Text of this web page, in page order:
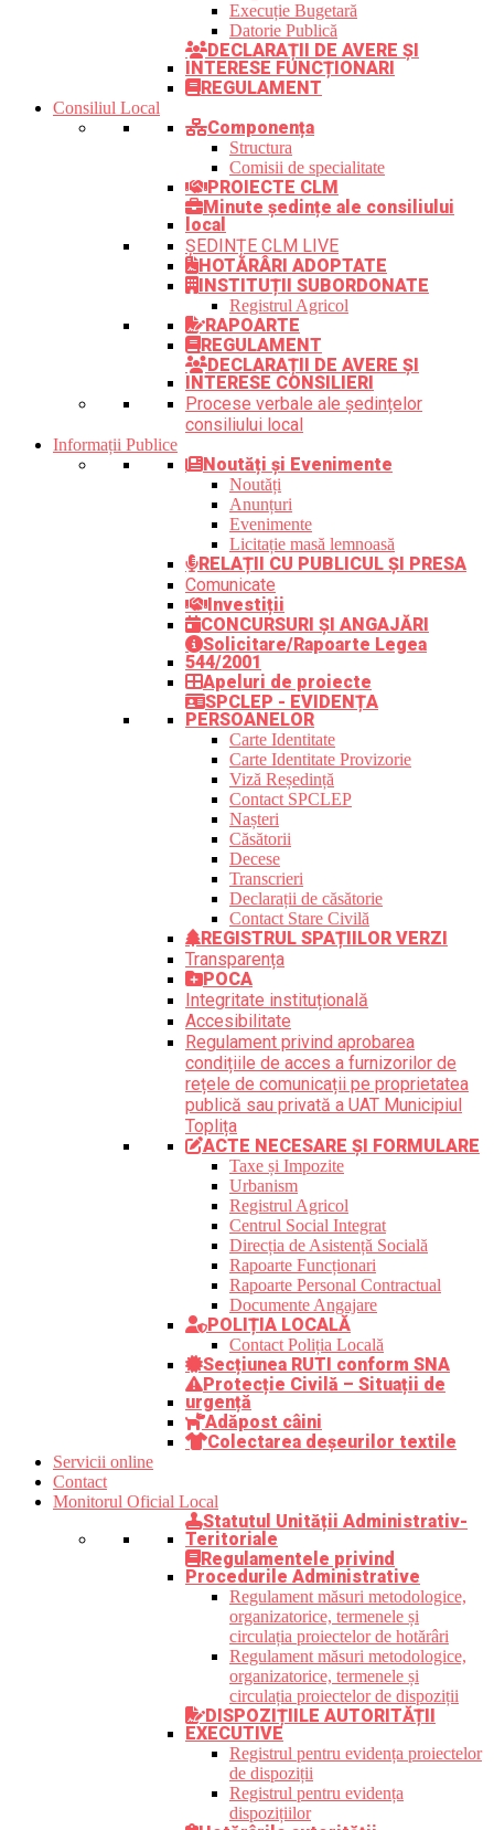
Execuție Bugetară
Datorie Publică
DECLARAȚII DE AVERE ȘI
INTERESE FUNCȚIONARI
REGULAMENT
Consiliul Local
Componența
Structura
Comisii de specialitate
PROIECTE CLM
Minute ședințe ale consiliului
local
ȘEDINȚE CLM LIVE
HOTĂRÂRI ADOPTATE
INSTITUȚII SUBORDONATE
Registrul Agricol
RAPOARTE
REGULAMENT
DECLARAȚII DE AVERE ȘI
INTERESE CONSILIERI
Procese verbale ale ședințelor
consiliului local
Informații Publice
Noutăți și Evenimente
Noutăți
Anunțuri
Evenimente
Licitație masă lemnoasă
RELAȚII CU PUBLICUL ȘI PRESA
Comunicate
Investiții
CONCURSURI ȘI ANGAJĂRI
Solicitare/Rapoarte Legea
544/2001
Apeluri de proiecte
SPCLEP - EVIDENȚA
PERSOANELOR
Carte Identitate
Carte Identitate Provizorie
Viză Reședință
Contact SPCLEP
Nașteri
Căsătorii
Decese
Transcrieri
Declarații de căsătorie
Contact Stare Civilă
REGISTRUL SPAȚIILOR VERZI
Transparența
POCA
Integritate instituțională
Accesibilitate
Regulament privind aprobarea
condițiile de acces a furnizorilor de
rețele de comunicații pe proprietatea
publică sau privată a UAT Municipiul
Toplița
ACTE NECESARE ȘI FORMULARE
Taxe și Impozite
Urbanism
Registrul Agricol
Centrul Social Integrat
Direcția de Asistență Socială
Rapoarte Funcționari
Rapoarte Personal Contractual
Documente Angajare
POLIȚIA LOCALĂ
Contact Poliția Locală
Secțiunea RUTI conform SNA
Protecție Civilă – Situații de
urgență
Adăpost câini
Colectarea deșeurilor textile
Servicii online
Contact
Monitorul Oficial Local
Statutul Unității Administrativ-
Teritoriale
Regulamentele privind
Procedurile Administrative
Regulament măsuri metodologice,
organizatorice, termenele și
circulația proiectelor de hotărâri
Regulament măsuri metodologice,
organizatorice, termenele și
circulația proiectelor de dispoziții
DISPOZIȚIILE AUTORITĂȚII
EXECUTIVE
Registrul pentru evidența proiectelor
de dispoziții
Registrul pentru evidența
dispozițiilor